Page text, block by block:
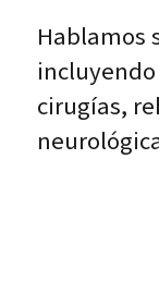
Hablamos
cirugías,